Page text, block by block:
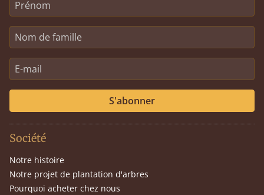
S'abonner
Société
Notre histoire
Notre projet de plantation d'arbres
Pourquoi acheter chez nous